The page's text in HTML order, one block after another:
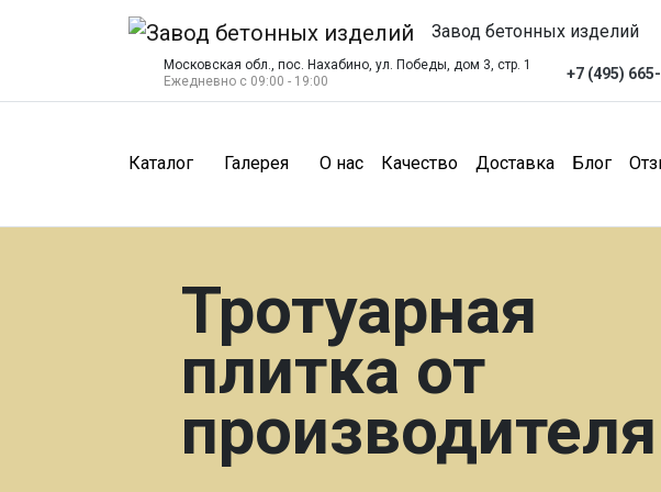
Завод бетонных изделий
Московская обл., пос. Нахабино, ул. Победы, дом 3, стр. 1
Ежедневно с 09:00 - 19:00
+7 (495)
Каталог Галерея О нас(О нас)
Качество(Качество)
Доставка(Доставка)
Блог(Блог)
Тротуарная
плитка от
производителя